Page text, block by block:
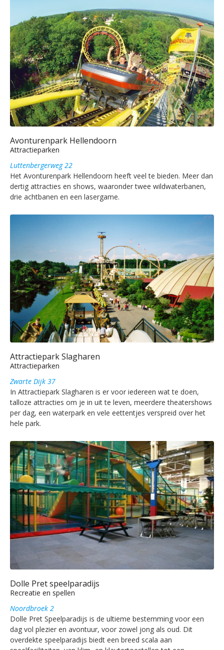
Avonturenpark Hellendoorn
Attractieparken
Luttenbergerweg 22
Het Avonturenpark Hellendoorn heeft veel te bieden. Meer dan
dertig attracties en shows, waaronder twee wildwaterbanen,
drie achtbanen en een lasergame.
Attractiepark Slagharen
Attractieparken
Zwarte Dijk 37
In Attractiepark Slagharen is er voor iedereen wat te doen,
talloze attracties om je in uit te leven, meerdere theatershows
per dag, een waterpark en vele eettentjes verspreid over het
hele park.
Dolle Pret speelparadijs
Recreatie en spellen
Noordbroek 2
Dolle Pret Speelparadijs is de ultieme bestemming voor een
dag vol plezier en avontuur, voor zowel jong als oud. Dit
overdekte speelparadijs biedt een breed scala aan